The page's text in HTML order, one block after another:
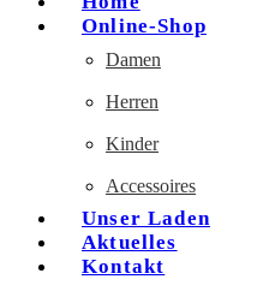
Online-Shop
Damen
Herren
Kinder
Accessoires
Unser Laden
Aktuelles
Kontakt